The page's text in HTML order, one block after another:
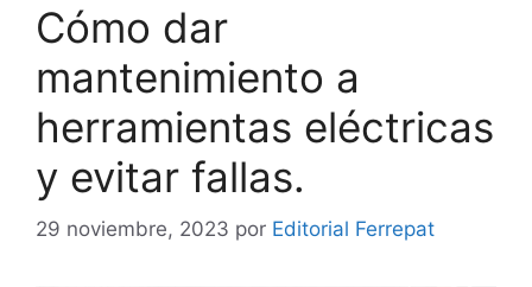
Cómo dar
mantenimiento a
herramientas eléctricas
y evitar fallas.
29 noviembre, 2023 por Editorial Ferrepat